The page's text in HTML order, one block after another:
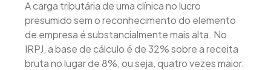
A carga tributária de uma clínica no lucro
presumido sem o reconhecimento do elemento
de empresa é substancialmente mais alta. No
IRPJ, a base de cálculo é de 32% sobre a receita
bruta no lugar de 8%, ou seja, quatro vezes maior.